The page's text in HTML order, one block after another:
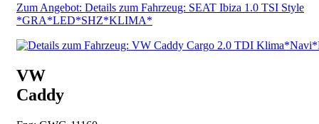
Zum Angebot: Details zum Fahrzeug: SEAT Ibiza 1.0 TSI Style
*GRA*LED*SHZ*KLIMA*
VW
Caddy